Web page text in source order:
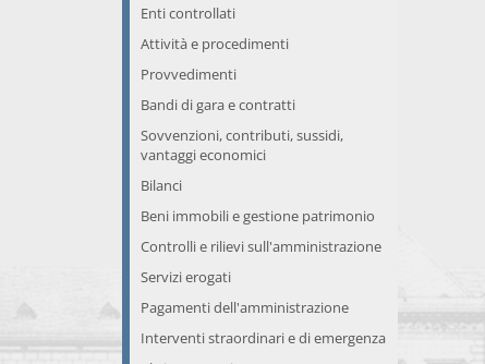
Enti controllati
Attività e procedimenti
Provvedimenti
Bandi di gara e contratti
Sovvenzioni, contributi, sussidi,
vantaggi economici
Bilanci
Beni immobili e gestione patrimonio
Controlli e rilievi sull'amministrazione
Servizi erogati
Pagamenti dell'amministrazione
Interventi straordinari e di emergenza